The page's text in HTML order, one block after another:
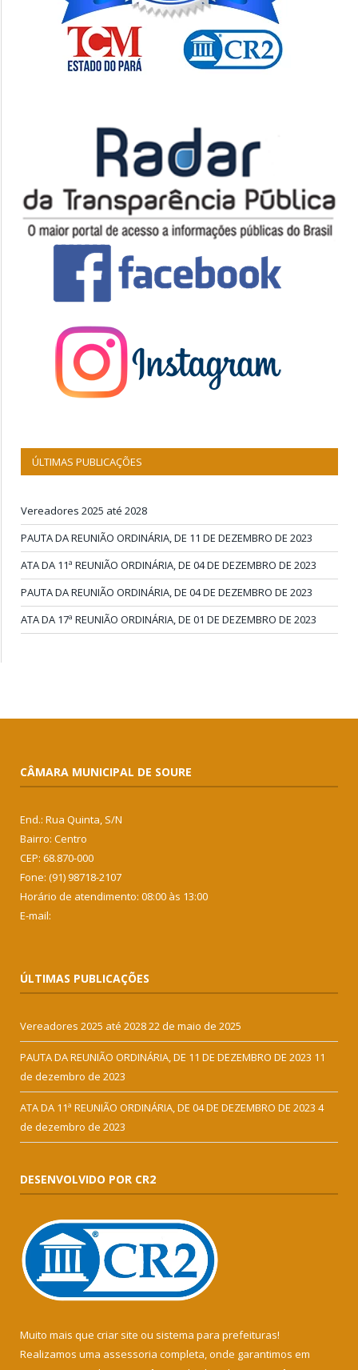
ÚLTIMAS PUBLICAÇÕES
Vereadores 2025 até 2028
PAUTA DA REUNIÃO ORDINÁRIA, DE 11 DE DEZEMBRO DE 2023
ATA DA 11ª REUNIÃO ORDINÁRIA, DE 04 DE DEZEMBRO DE 2023
PAUTA DA REUNIÃO ORDINÁRIA, DE 04 DE DEZEMBRO DE 2023
ATA DA 17ª REUNIÃO ORDINÁRIA, DE 01 DE DEZEMBRO DE 2023
CÂMARA MUNICIPAL DE SOURE
End.: Rua Quinta, S/N
Bairro: Centro
CEP: 68.870-000
Fone: (91) 98718-2107
Horário de atendimento: 08:00 às 13:00
E-mail:
ÚLTIMAS PUBLICAÇÕES
Vereadores 2025 até 202822 de maio de 2025
PAUTA DA REUNIÃO ORDINÁRIA, DE 11 DE DEZEMBRO DE 2023 11
de dezembro de 2023
ATA DA 11ª REUNIÃO ORDINÁRIA, DE 04 DE DEZEMBRO DE 2023 4
de dezembro de 2023
DESENVOLVIDO POR CR2
Muito mais que criar site ou sistema para prefeituras!
Realizamos uma assessoria completa, onde garantimos em